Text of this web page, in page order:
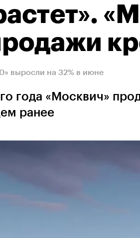
выросли на 32% в июне
года «Москвич»
ранее